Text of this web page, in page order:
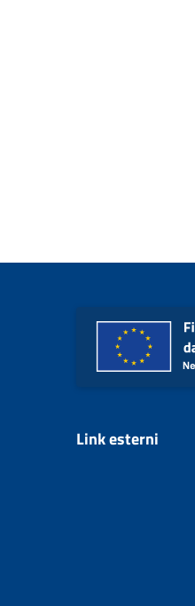
Link esterni